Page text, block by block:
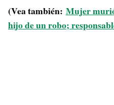
(Vea también: Mujer
hijo de un robo;